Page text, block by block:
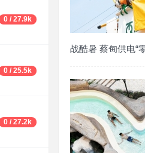
0 / 27.9k
0 / 25.5k
0 / 27.2k